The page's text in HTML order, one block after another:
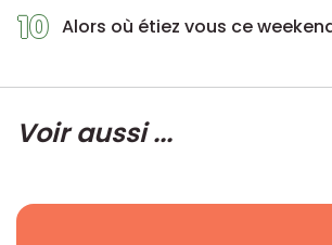
10 Alors où étiez vous ce
Voir aussi ...